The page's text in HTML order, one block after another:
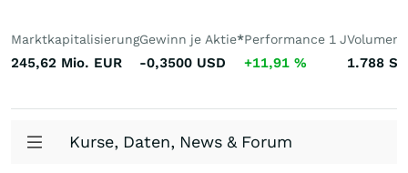
Marktkapitalisierung
245,62 Mio. EUR
Gewinn je Aktie*
-0,3500 USD
Performance 1 J
+11,91 %
Volumen
1.788 St.
Kurse, Daten, News & Forum